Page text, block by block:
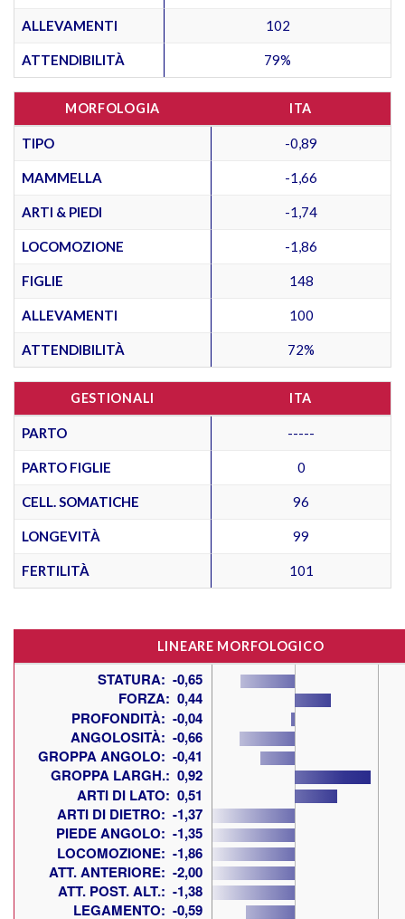
ALLEVAMENTI 102
ATTENDIBILITÀ 79%
MORFOLOGIA ITA
TIPO -0,89
MAMMELLA -1,66
ARTI & PIEDI -1,74
LOCOMOZIONE -1,86
FIGLIE 148
ALLEVAMENTI 100
ATTENDIBILITÀ 72%
GESTIONALI ITA
PARTO -----
PARTO FIGLIE 0
CELL. SOMATICHE 96
LONGEVITÀ 99
FERTILITÀ 101
LINEARE MORFOLOGICO